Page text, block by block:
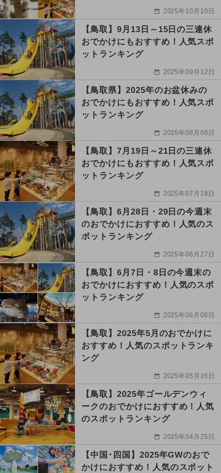
2025年10月10日
【鳥取】9月13日～15日の三連休
おでかけにもおすすめ！人気スポ
ットランキング
2025年09月12日
【鳥取県】2025年のお盆休みの
おでかけにもおすすめ！人気スポ
ットランキング
2025年08月08日
【鳥取】7月19日～21日の三連休
おでかけにもおすすめ！人気スポ
ットランキング
2025年07月18日
【鳥取】6月28日・29日の今週末
のおでかけにおすすめ！人気のス
ポットランキング
2025年06月27日
【鳥取】6月7日・8日の今週末の
おでかけにおすすめ！人気のスポ
ットランキング
2025年06月06日
【鳥取】2025年5月のおでかけに
おすすめ！人気のスポットランキ
ング
2025年05月16日
【鳥取】2025年ゴールデンウィ
ークのおでかけにおすすめ！人気
のスポットランキング
2025年04月25日
【中国･四国】2025年GWのおで
かけにおすすめ！人気のスポット